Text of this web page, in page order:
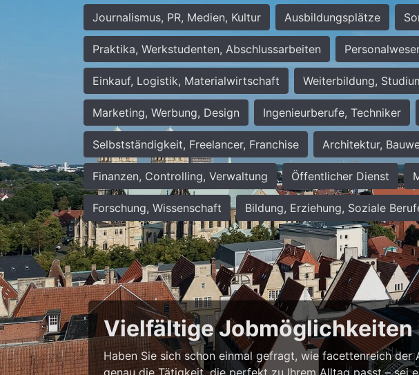
Journalismus, PR, Medien, Kultur Ausbildungsplätze
Praktika, Werkstudenten, Abschlussarbeiten
Einkauf, Logistik, Materialwirtschaft Weiterbildung,
Marketing, Werbung, Design Ingenieurberufe, Techniker
Selbstständigkeit, Freelancer, Franchise Architektur,
Finanzen, Controlling, Verwaltung Öffentlicher Dienst
Forschung, Wissenschaft Bildung, Erziehung, Soziale
Vielfältige Jobmöglichkeiten
Haben Sie sich schon einmal gefragt, wie facettenreich